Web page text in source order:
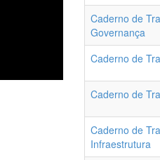
Caderno de
Governança
Caderno de
Caderno de
Caderno de
Infraestrutura